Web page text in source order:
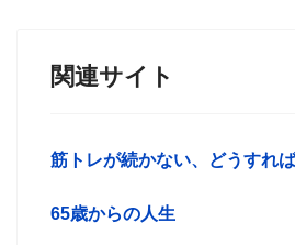
関連サイト
筋トレが続かない、どうすれ
65歳からの人生